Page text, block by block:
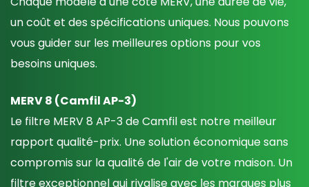
un coût et des spécifications uniques. Nous pouvons
vous guider sur les meilleures options pour vos
besoins uniques.
MERV 8 (Camfil AP-3)
Le filtre MERV 8 AP-3 de Camfil est notre meilleur
rapport qualité-prix. Une solution économique sans
compromis sur la qualité de l'air de votre maison. Un
filtre exceptionnel qui rivalise avec les marques plus